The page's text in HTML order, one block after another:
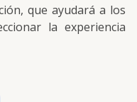
que ayudará a los
la experiencia